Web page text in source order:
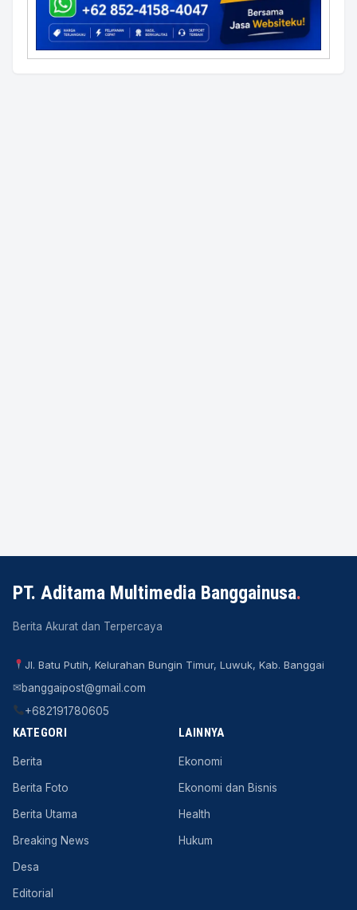
PT. Aditama Multimedia Banggainusa.
Berita Akurat dan Terpercaya
Jl. Batu Putih, Kelurahan Bungin Timur, Luwuk, Kab. Banggai
✉banggaipost@gmail.com
+682191780605
KATEGORI
Berita
Berita Foto
Berita Utama
Breaking News
Desa
Editorial
LAINNYA
Ekonomi
Ekonomi dan Bisnis
Health
Hukum